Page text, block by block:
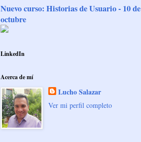
Nuevo curso: Historias de Usuario - 10 de
octubre
LinkedIn
Acerca de mí
Lucho Salazar
Ver mi perfil completo